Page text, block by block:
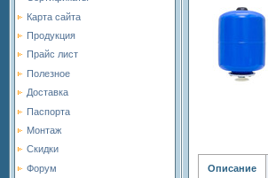
Карта сайта
Продукция
Прайс лист
Полезное
Доставка
Паспорта
Монтаж
Скидки
Форум
Описание